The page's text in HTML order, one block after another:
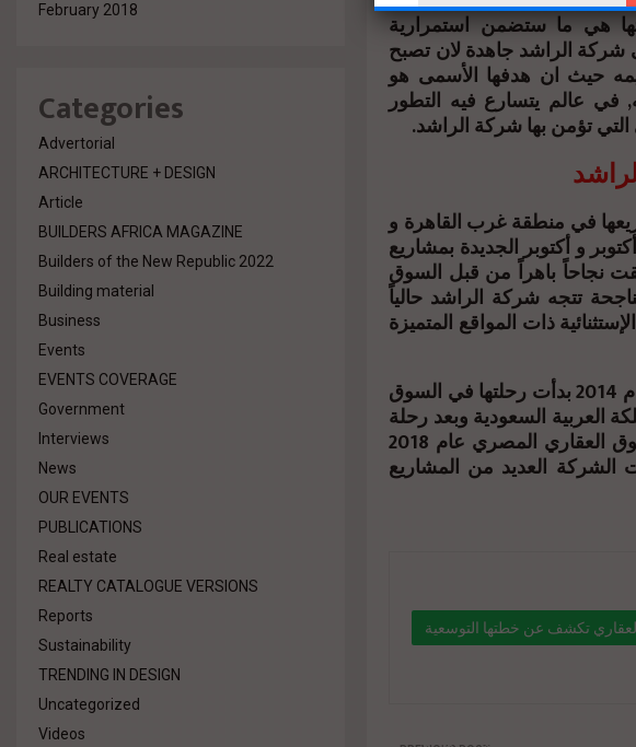
هي ما ستضمن استمرارية
شركة الراشد جاهدة لان تصبح
حيث ان هدفها الأسمى هو
عالم يتسارع فيه التطور
تؤمن بها شركة الراشد.
في منطقة غرب القاهرة و
حدائق أكتوبر و أكتوبر الجديدة بمشاريع
نجاحاً باهراً من قبل السوق
تتجه شركة الراشد حالياً
ذات المواقع المتميزة
الجدير بالذكر, ان شركة الراشد شركة مصرية تأسست عام 2014 بدأت رحلتها في السوق
العربية السعودية وبعد رحلة
من النجاح توجهت الشركة بجزء من إستثماراتها في السوق العقاري المصري عام 2018
العديد من المشاريع
تكشف عن خطتها التوسعية
February 2018
Categories
Advertorial
ARCHITECTURE + DESIGN
Article
BUILDERS AFRICA MAGAZINE
Builders of the New Republic 2022
Building material
Business
Events
EVENTS COVERAGE
Government
Interviews
News
OUR EVENTS
PUBLICATIONS
Real estate
REALTY CATALOGUE VERSIONS
Reports
Sustainability
TRENDING IN DESIGN
Uncategorized
Videos